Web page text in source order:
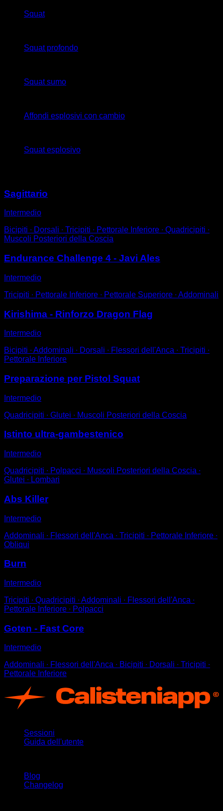
Squat
Squat profondo
Squat sumo
Affondi esplosivi con cambio
Squat esplosivo
Sagittario
Intermedio
Bicipiti ∙ Dorsali ∙ Tricipiti ∙ Pettorale Inferiore ∙ Quadricipiti ∙
Muscoli Posteriori della Coscia
Endurance Challenge 4 - Javi Ales
Intermedio
Tricipiti ∙ Pettorale Inferiore ∙ Pettorale Superiore ∙ Addominali
Kirishima - Rinforzo Dragon Flag
Intermedio
Bicipiti ∙ Addominali ∙ Dorsali ∙ Flessori dell'Anca ∙ Tricipiti ∙
Pettorale Inferiore
Preparazione per Pistol Squat
Intermedio
Quadricipiti ∙ Glutei ∙ Muscoli Posteriori della Coscia
Istinto ultra-gambestenico
Intermedio
Quadricipiti ∙ Polpacci ∙ Muscoli Posteriori della Coscia ∙
Glutei ∙ Lombari
Abs Killer
Intermedio
Addominali ∙ Flessori dell'Anca ∙ Tricipiti ∙ Pettorale Inferiore ∙
Obliqui
Burn
Intermedio
Tricipiti ∙ Quadricipiti ∙ Addominali ∙ Flessori dell'Anca ∙
Pettorale Inferiore ∙ Polpacci
Goten - Fast Core
Intermedio
Addominali ∙ Flessori dell'Anca ∙ Bicipiti ∙ Dorsali ∙ Tricipiti ∙
Pettorale Inferiore
Sessioni
Guida dell'utente
Blog
Changelog